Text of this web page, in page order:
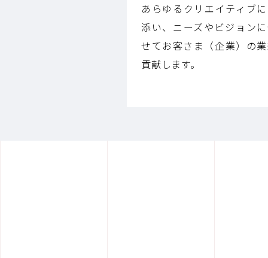
あらゆるクリエイティブ
添い、ニーズやビジョン
せてお客さま（企業）の
貢献します。